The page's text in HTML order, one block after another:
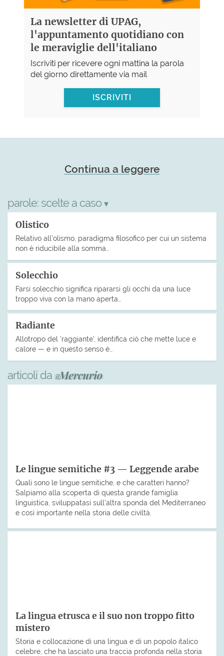
La newsletter di UPAG,
l'appuntamento quotidiano con
le meraviglie dell'italiano
Iscriviti per ricevere ogni mattina la parola
del giorno direttamente via mail
ISCRIVITI
Continua a leggere
parole: scelte a caso ▾
Olistico
Relativo all’olismo, paradigma filosofico per cui un sistema
non è riducibile alla somma…
Solecchio
Farsi solecchio significa ripararsi gli occhi da una luce
troppo viva con la mano aperta…
Radiante
Allotropo del ‘raggiante’, identifica ciò che mette luce e
calore — e in questo senso è…
articoli da
Le lingue semitiche #3 — Leggende arabe
Quali sono le lingue semitiche, e che caratteri hanno?
Salpiamo alla scoperta di questa grande famiglia
linguistica, sviluppatasi sull’altra sponda del Mediterraneo
e così importante nella storia delle civiltà.
La lingua etrusca e il suo non troppo fitto
mistero
Storia e collocazione di una lingua e di un popolo italico
celebre, che ha lasciato una traccia profonda nella storia